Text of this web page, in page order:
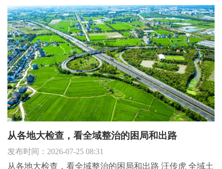
发、基建投资、城市更新等大额、长周期项目，专职董
事必须锚定理论上的清醒人、政治上的明白人、业务上
的专业...
从各地大检查，看全域整治的困局和出路
发布时间：2026-07-25 08:31
从各地大检查，看全域整治的困局和出路 汪传虎 全域土